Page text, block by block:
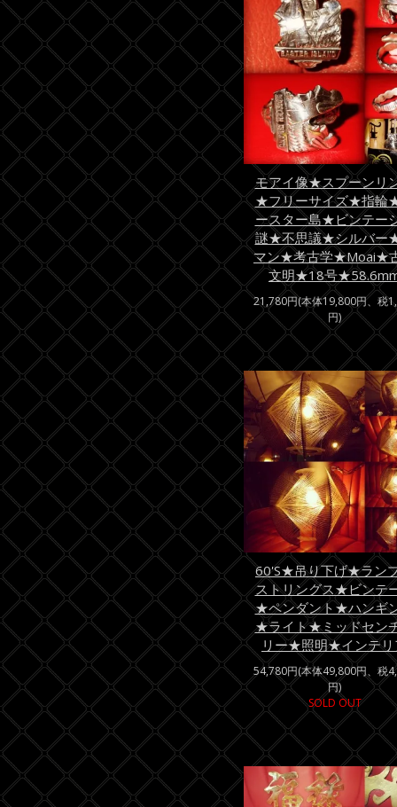
モアイ像★スプーンリ
★フリーサイズ★指輪
ースター島★ビンテー
謎★不思議★シルバー
マン★考古学★Moai★
文明★18号
21,780円(本体19,800円、税
円)
60'S★吊り下げ★ラン
ストリングス★ビンテ
★ペンダント★ハンギ
★ライト★ミッドセン
リー★照明★インテリ
54,780円(本体49,800円、税
円)
SOLD OUT